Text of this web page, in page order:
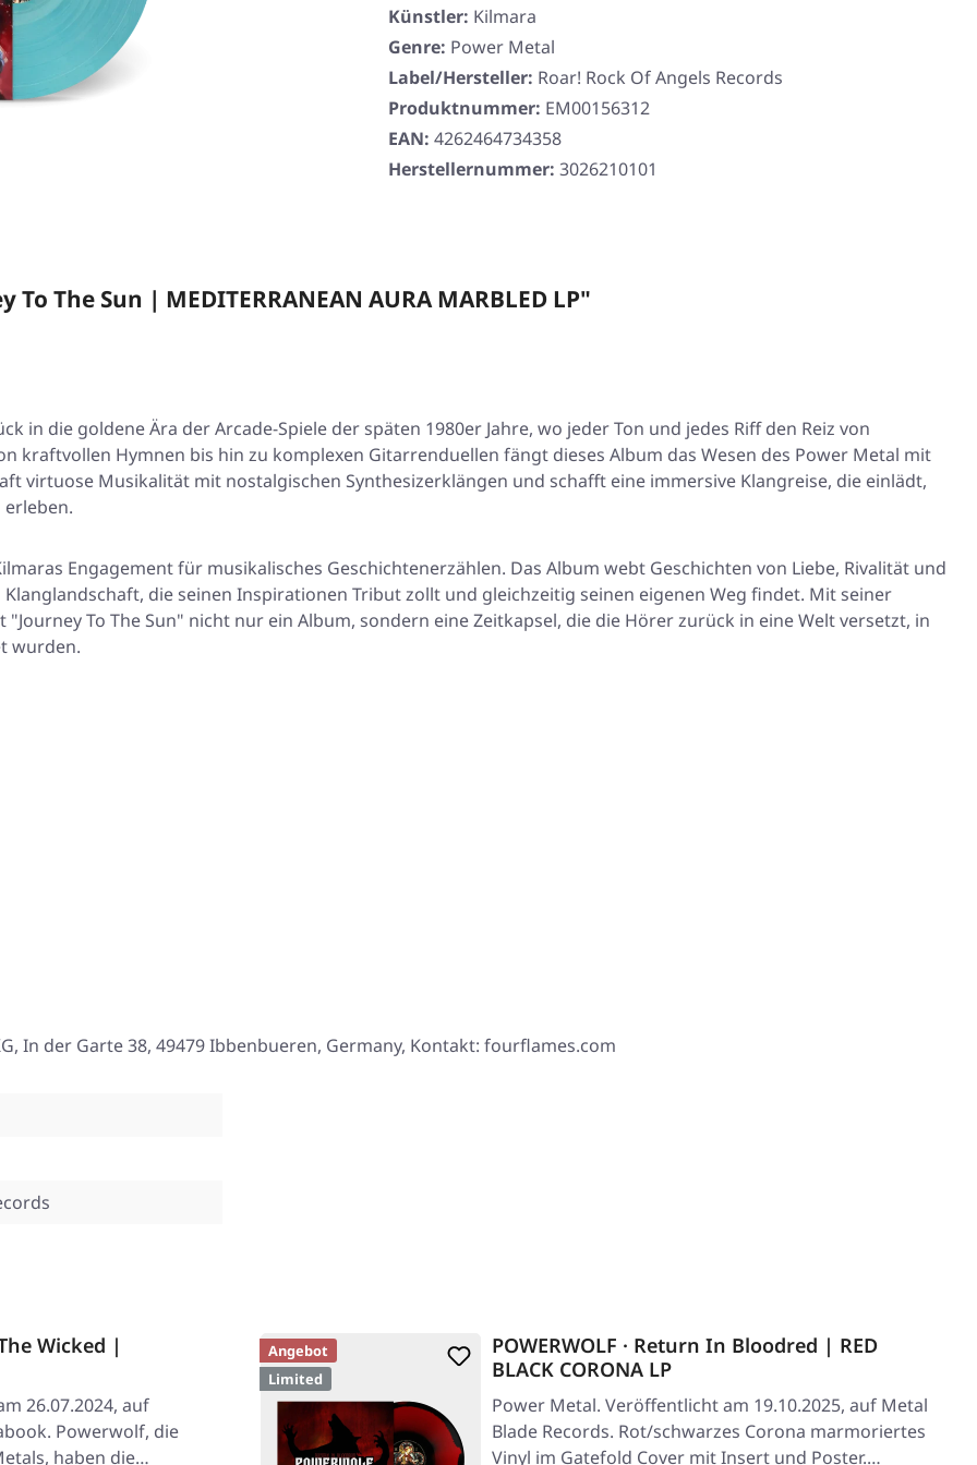
Künstler: Kilmara
Genre: Power Metal
Label/Hersteller: Roar! Rock Of Angels Records
Produktnummer: EM00156312
EAN: 4262464734358
Herstellernummer: 3026210101
The Sun | MEDITERRANEAN AURA MARBLED LP"
in die goldene Ära der Arcade-Spiele der späten 1980er Jahre, wo jeder Ton und jedes Riff den Reiz von
kraftvollen Hymnen bis hin zu komplexen Gitarrenduellen fängt dieses Album das Wesen des Power Metal mit
virtuose Musikalität mit nostalgischen Synthesizerklängen und schafft eine immersive Klangreise, die einlädt,
Engagement für musikalisches Geschichtenerzählen. Das Album webt Geschichten von Liebe, Rivalität und
die seinen Inspirationen Tribut zollt und gleichzeitig seinen eigenen Weg findet. Mit seiner
To The Sun" nicht nur ein Album, sondern eine Zeitkapsel, die die Hörer zurück in eine Welt versetzt, in
wurden.
In der Garte 38, 49479 Ibbenbueren, Germany, Kontakt: fourflames.com
Wicked |
26.07.2024, auf
Powerwolf, die
haben die…
Angebot
Limited
POWERWOLF · Return In Bloodred | RED
BLACK CORONA LP
Power Metal. Veröffentlicht am 19.10.2025, auf Metal
Blade Records. Rot/schwarzes Corona marmoriertes
Vinyl im Gatefold Cover mit Insert und Poster.…